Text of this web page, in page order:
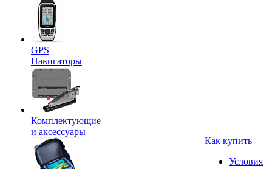
GPS
Навигаторы
Комплектующие
и аксессуары
Как купить
Условия